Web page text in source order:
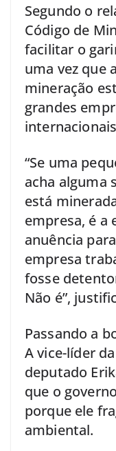
Segundo o
Código de
facilitar o
uma vez que
mineração
grandes
“Se uma
acha alguma
está
empresa, é a
anuência
empresa
fosse
Não é”,
Passando a
A vice-líder
deputado
que o
porque ele
ambiental.